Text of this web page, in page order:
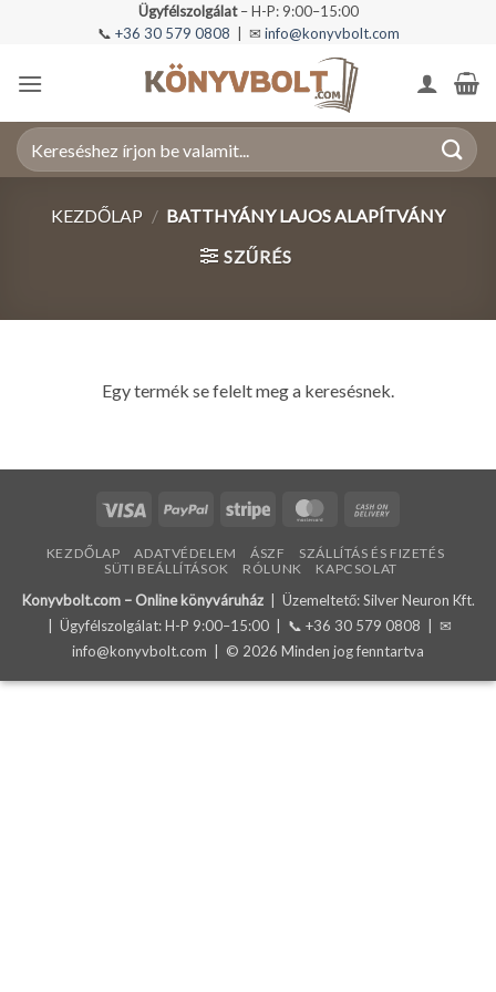
Ügyfélszolgálat– H-P: 9:00–15:00
📞 +36 30 579 0808 | ✉ info@konyvbolt.com
Keresés
a
KEZDŐLAP / BATTHYÁNY LAJOS ALAPÍTVÁNY
SZŰRÉS
Egy termék se felelt meg a keresésnek.
Visa PayPal Stripe MasterCard
Delivery
KEZDŐLAP ADATVÉDELEM ÁSZF
SZÁLLÍTÁS ÉS FIZETÉS
SÜTI BEÁLLÍTÁSOK
RÓLUNK KAPCSOLAT
Konyvbolt.com – Online könyváruház| Üzemeltető: Silver Neuron Kft.
| Ügyfélszolgálat: H-P 9:00–15:00 | 📞 +36 30 579 0808 | ✉
info@konyvbolt.com | © 2026 Minden jog fenntartva